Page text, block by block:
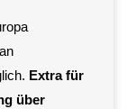
Extra für
über